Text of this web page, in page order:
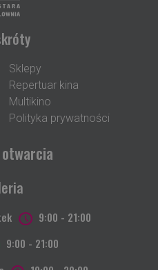
Sklepy
Repertuar kina
Multikino
Polityka prywatności
9:00 - 21:00
9:00 - 21:00